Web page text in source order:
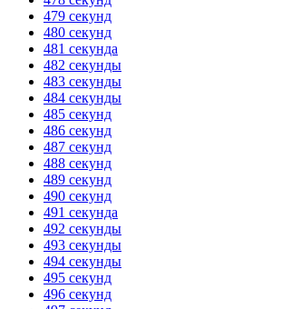
479 секунд
480 секунд
481 секунда
482 секунды
483 секунды
484 секунды
485 секунд
486 секунд
487 секунд
488 секунд
489 секунд
490 секунд
491 секунда
492 секунды
493 секунды
494 секунды
495 секунд
496 секунд